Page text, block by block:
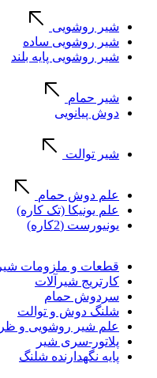
شیر روشویی
شیر روشویی ساده
شیر روشویی پایه بلند
شیر حمام
دوش پیانویی
شیر توالت
علم دوش حمام
علم یونیکا (تک کاره)
یونیورست (2کاره)
قطعات و ملزومات
کارتریج شیرآلات
سردوش حمام
شلنگ دوش و توالت
علم شیر روشویی و
پلاتور-سری شیر
پایه نگهدارنده شلنگ